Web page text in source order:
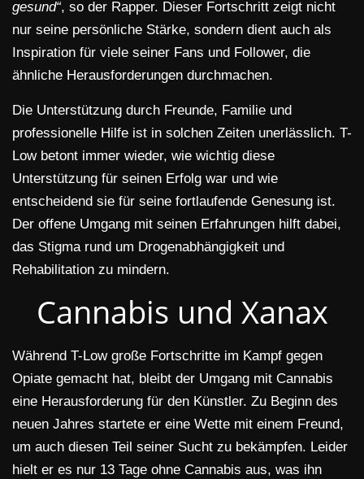
gesund“, so der Rapper. Dieser Fortschritt zeigt nicht
nur seine persönliche Stärke, sondern dient auch als
Inspiration für viele seiner Fans und Follower, die
ähnliche Herausforderungen durchmachen.
Die Unterstützung durch Freunde, Familie und
professionelle Hilfe ist in solchen Zeiten unerlässlich. T-
Low betont immer wieder, wie wichtig diese
Unterstützung für seinen Erfolg war und wie
entscheidend sie für seine fortlaufende Genesung ist.
Der offene Umgang mit seinen Erfahrungen hilft dabei,
das Stigma rund um Drogenabhängigkeit und
Rehabilitation zu mindern.
Cannabis und Xanax
Während T-Low große Fortschritte im Kampf gegen
Opiate gemacht hat, bleibt der Umgang mit Cannabis
eine Herausforderung für den Künstler. Zu Beginn des
neuen Jahres startete er eine Wette mit einem Freund,
um auch diesen Teil seiner Sucht zu bekämpfen. Leider
hielt er es nur 13 Tage ohne Cannabis aus, was ihn